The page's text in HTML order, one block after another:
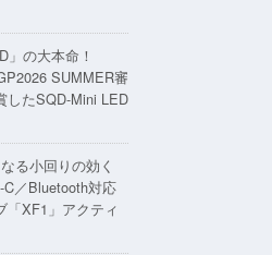
」の大本命！
SUMMER審
したSQD-Mini LED
る小回りの効く
／Bluetooth対応
「XF1」アクティ